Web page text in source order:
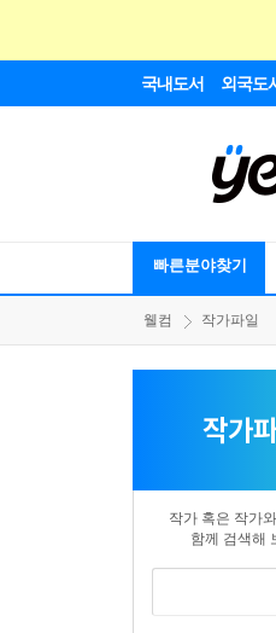
국내도서 외국도
빠른분야찾기
웰컴 작가파일
작가
작가 혹은 작가
함께 검색해